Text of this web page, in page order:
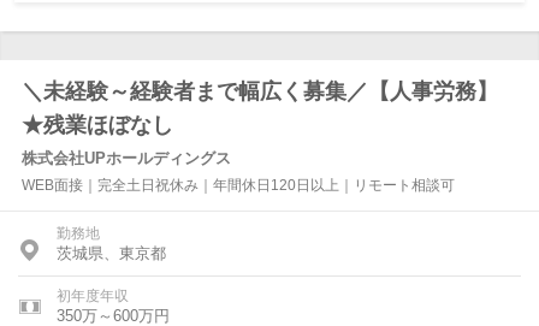
＼未経験～経験者まで幅広く募集／【人事労務】
★残業ほぼなし
株式会社UPホールディングス
WEB面接｜完全土日祝休み｜年間休日120日以上｜リモート相談可
勤務地
茨城県、東京都
初年度年収
350万～600万円